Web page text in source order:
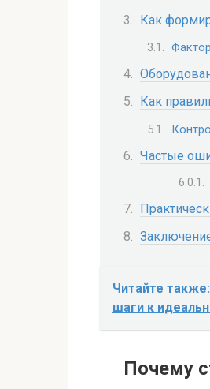
Как
Как
Частые
Читайте также:
шаги к
Почему